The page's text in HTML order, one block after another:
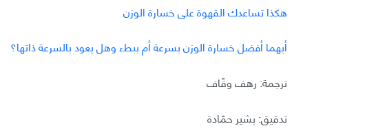
هكذا تساعدك القهوة على خسارة الوزن
أيهما أفضل خسارة الوزن بسرعة أم ببطء وهل يعود بالسرعة ذاتها؟
ترجمة: رهف وقّاف
تدقيق: بشير حمّادة